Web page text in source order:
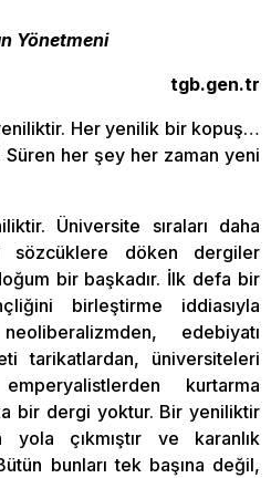
Yönetmeni
tgb.gen.tr
Her yenilik bir kopuş…
her şey her zaman yeni
Üniversite sıraları daha
döken dergiler
bir başkadır. İlk defa bir
birleştirme iddiasıyla
edebiyatı
tarikatlardan, üniversiteleri
kurtarma
bir dergi yoktur. Bir yeniliktir
çıkmıştır ve karanlık
bunları tek başına değil,